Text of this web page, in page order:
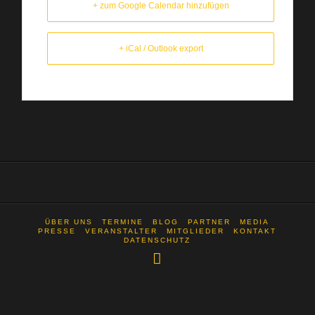
+ zum Google Calendar hinzufügen
+ iCal / Outlook export
ÜBER UNS TERMINE BLOG PARTNER
MEDIA
PRESSE
VERANSTALTER MITGLIEDER
KONTAKT
DATENSCHUTZ